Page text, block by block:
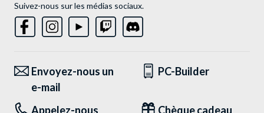
Suivez-nous sur les médias sociaux.
Envoyez-nous un
e-mail
PC-Builder
Appelez-nous Chèque cadeau